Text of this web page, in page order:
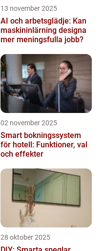
13 november 2025
AI och arbetsglädje: Kan
maskininlärning designa
mer meningsfulla jobb?
02 november 2025
Smart bokningssystem
för hotell: Funktioner, val
och effekter
28 oktober 2025